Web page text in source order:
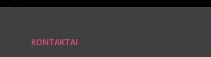
KONTAKTAI